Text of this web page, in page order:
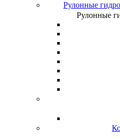
Рулонные
Рулонные